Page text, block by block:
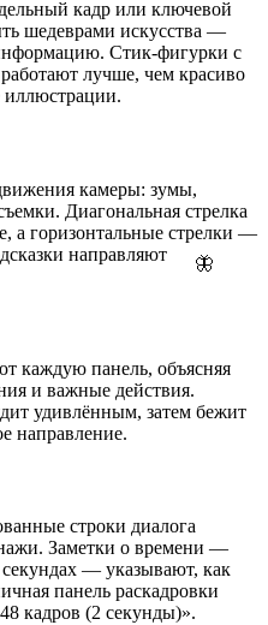
🦋
кадр или ключевой
шедеврами искусства —
Стик-фигурки с
лучше, чем красиво
иллюстрации.
камеры: зумы,
Диагональная стрелка
а горизонтальные стрелки —
направляют
каждую панель, объясняя
и важные действия.
удивлённым, затем бежит
направление.
строки диалога
Заметки о времени —
— указывают, как
панель раскадровки
кадров (2 секунды)».